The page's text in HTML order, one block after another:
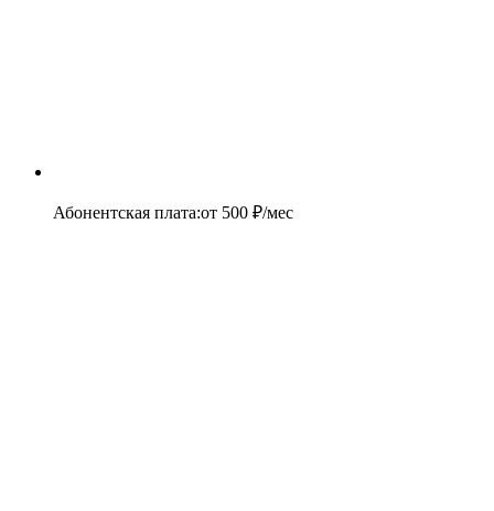
Абонентская плата:от 500 ₽/мес